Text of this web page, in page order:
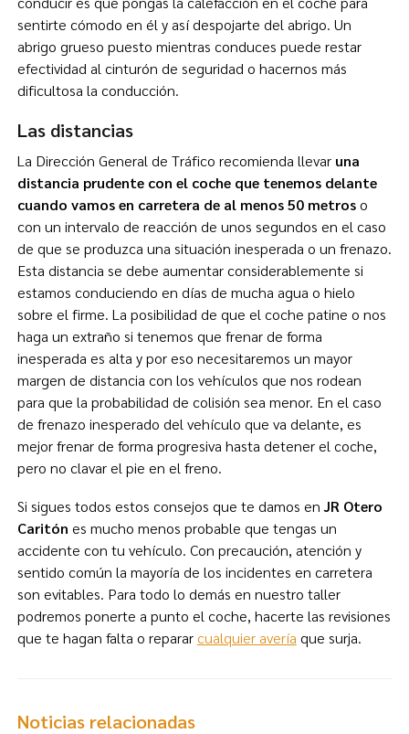
sentirte cómodo en él y así despojarte del abrigo. Un
abrigo grueso puesto mientras conduces puede restar
efectividad al cinturón de seguridad o hacernos más
dificultosa la conducción.
Las distancias
La Dirección General de Tráfico recomienda llevar una
distancia prudente con el coche que tenemos delante
cuando vamos en carretera de al menos 50 metroso
con un intervalo de reacción de unos segundos en el caso
de que se produzca una situación inesperada o un frenazo.
Esta distancia se debe aumentar considerablemente si
estamos conduciendo en días de mucha agua o hielo
sobre el firme. La posibilidad de que el coche patine o nos
haga un extraño si tenemos que frenar de forma
inesperada es alta y por eso necesitaremos un mayor
margen de distancia con los vehículos que nos rodean
para que la probabilidad de colisión sea menor. En el caso
de frenazo inesperado del vehículo que va delante, es
mejor frenar de forma progresiva hasta detener el coche,
pero no clavar el pie en el freno.
Si sigues todos estos consejos que te damos enJR Otero
Caritón es mucho menos probable que tengas un
accidente con tu vehículo. Con precaución, atención y
sentido común la mayoría de los incidentes en carretera
son evitables. Para todo lo demás en nuestro taller
podremos ponerte a punto el coche, hacerte las revisiones
que te hagan falta o reparar cualquier avería que surja.
Noticias relacionadas